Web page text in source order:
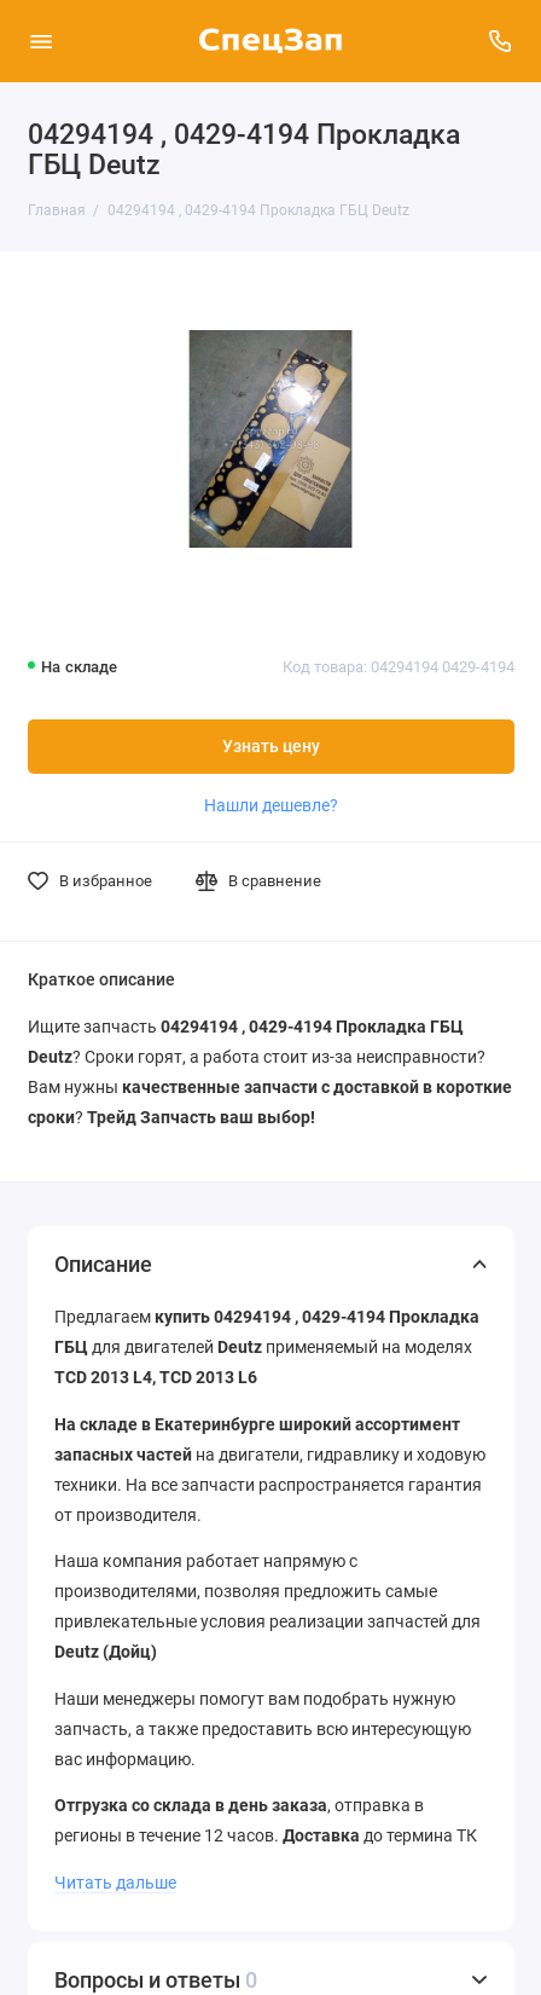
04294194 , 0429-4194 Прокладка
ГБЦ Deutz
Главная 04294194 , 0429-4194 Прокладка ГБЦ Deutz
На складе Код товара: 04294194 0429-4194
Узнать цену
Нашли дешевле?
В избранное В сравнение
Краткое описание
Ищите запчасть 04294194 , 0429-4194 Прокладка ГБЦ
Deutz? Сроки горят, а работа стоит из-за неисправности?
Вам нужны качественные запчасти с доставкой в короткие
сроки? Трейд Запчасть ваш выбор!
Описание
Предлагаем купить 04294194 , 0429-4194 Прокладка
ГБЦ для двигателей Deutz применяемый на моделях
TCD 2013 L4, TCD 2013 L6
На складе в Екатеринбурге широкий ассортимент
запасных частей на двигатели, гидравлику и ходовую
техники. На все запчасти распространяется гарантия
от производителя.
Наша компания работает напрямую с
производителями, позволяя предложить самые
привлекательные условия реализации запчастей для
Deutz (Дойц)
Наши менеджеры помогут вам подобрать нужную
запчасть, а также предоставить всю интересующую
вас информацию.
Отгрузка со склада в день заказа, отправка в
регионы в течение 12 часов. Доставка до термина ТК
ближнего зарубежья.
Читать дальше
Вопросы и ответы 0